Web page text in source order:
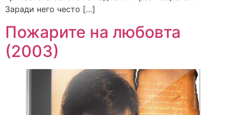
Заради него често […]
Пожарите на любовта
(2003)